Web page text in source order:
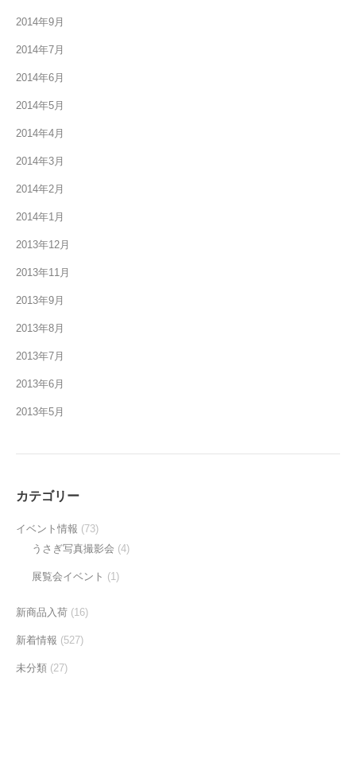
2014年9月
2014年7月
2014年6月
2014年5月
2014年4月
2014年3月
2014年2月
2014年1月
2013年12月
2013年11月
2013年9月
2013年8月
2013年7月
2013年6月
2013年5月
カテゴリー
イベント情報 (73)
うさぎ写真撮影会 (4)
展覧会イベント (1)
新商品入荷 (16)
新着情報 (527)
未分類 (27)